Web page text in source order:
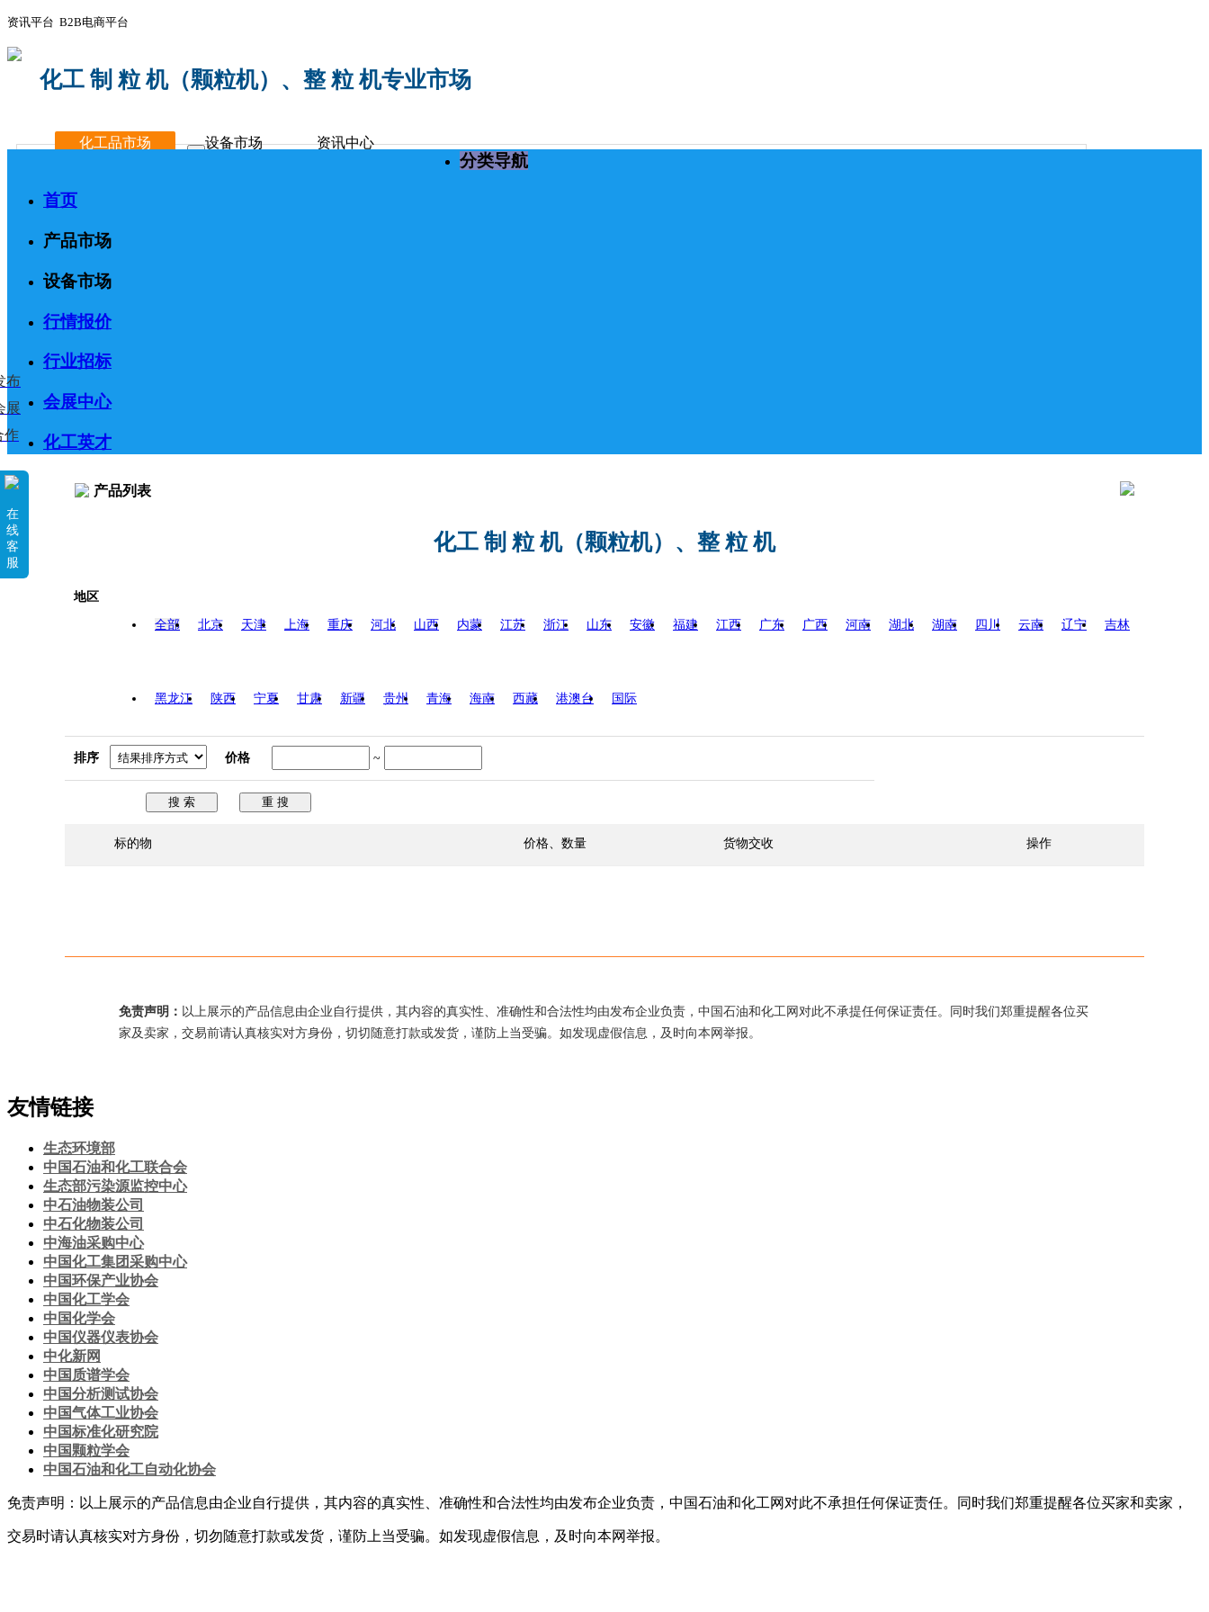
资讯平台 B2B电商平台
化工 制 粒 机（颗粒机）、整 粒 机专业市场
化工品市场 设备市场 资讯中心
分类导航
首页
产品市场
设备市场
行情报价
行业招标
会展中心
化工英才
布
展
作
在
线
客
服
产品列表
化工 制 粒 机（颗粒机）、整 粒 机
地区
全部 北京 天津 上海 重庆 河北 山西 内蒙 江苏 浙江 山东 安徽 福建 江西 广东 广西 河南 湖北 湖南 四川 云南 辽宁 吉林
黑龙江 陕西 宁夏 甘肃 新疆 贵州 青海 海南 西藏 港澳台 国际
排序 价格 ~
标的物 价格、数量 货物交收 操作
免责声明： 以上展示的产品信息由企业自行提供，其内容的真实性、准确性和合法性均由发布企业负责，中国石油和化工网对此不承提任何保证责任。同时我们郑重提醒各位买
家及卖家，交易前请认真核实对方身份，切切随意打款或发货，谨防上当受骗。如发现虚假信息，及时向本网举报。
友情链接
生态环境部
中国石油和化工联合会
生态部污染源监控中心
中石油物装公司
中石化物装公司
中海油采购中心
中国化工集团采购中心
中国环保产业协会
中国化工学会
中国化学会
中国仪器仪表协会
中化新网
中国质谱学会
中国分析测试协会
中国气体工业协会
中国标准化研究院
中国颗粒学会
中国石油和化工自动化协会
免责声明：以上展示的产品信息由企业自行提供，其内容的真实性、准确性和合法性均由发布企业负责，中国石油和化工网对此不承担任何保证责任。同时我们郑重提醒各位买家和卖家，
交易时请认真核实对方身份，切勿随意打款或发货，谨防上当受骗。如发现虚假信息，及时向本网举报。